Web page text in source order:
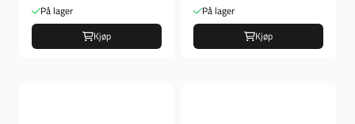
På lager
Kjøp
På lager
Kjøp